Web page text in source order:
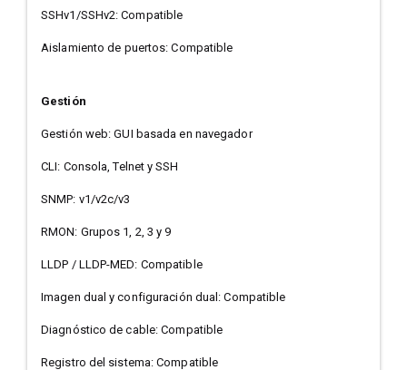
SSHv1/SSHv2: Compatible
Aislamiento de puertos: Compatible
Gestión
Gestión web: GUI basada en navegador
CLI: Consola, Telnet y SSH
SNMP: v1/v2c/v3
RMON: Grupos 1, 2, 3 y 9
LLDP / LLDP-MED: Compatible
Imagen dual y configuración dual: Compatible
Diagnóstico de cable: Compatible
Registro del sistema: Compatible